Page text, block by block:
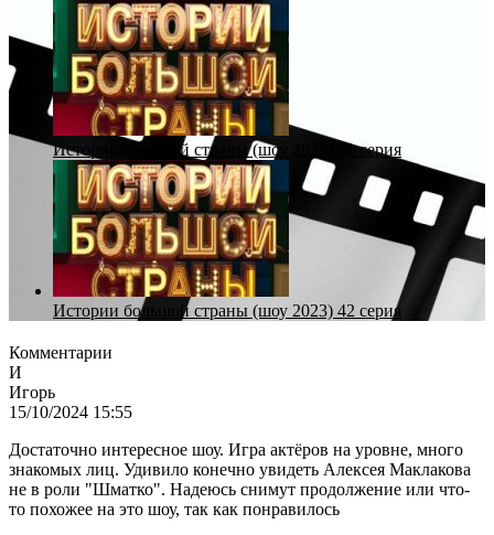
Истории большой страны (шоу 2023) 41 серия
Истории большой страны (шоу 2023) 42 серия
Комментарии
И
Игорь
15/10/2024 15:55
Достаточно интересное шоу. Игра актёров на уровне, много
знакомых лиц. Удивило конечно увидеть Алексея Маклакова
не в роли "Шматко". Надеюсь снимут продолжение или что-
то похожее на это шоу, так как понравилось